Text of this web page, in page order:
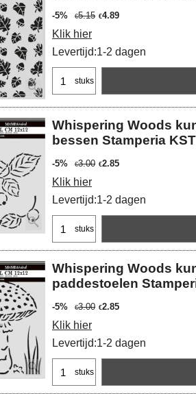
-5% €5.15 €4.89
Klik hier
Levertijd:1-2 dagen
stuks
Whispering Woods
bessen Stamperia
-5% €3.00 €2.85
Klik hier
Levertijd:1-2 dagen
stuks
Whispering Woods
paddestoelen
-5% €3.00 €2.85
Klik hier
Levertijd:1-2 dagen
stuks